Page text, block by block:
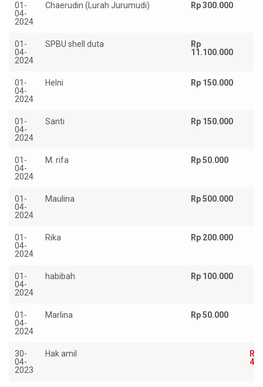
01-
04-
2024
Chaerudin (Lurah Jurumudi) Rp 300.000
01-
04-
2024
SPBU shell duta
Rp
11.100.000
01-
04-
2024
Helni Rp 150.000
01-
04-
2024
Santi Rp 150.000
01-
04-
2024
M. rifa Rp 50.000
01-
04-
2024
Maulina Rp 500.000
01-
04-
2024
Rika Rp 200.000
01-
04-
2024
habibah Rp 100.000
01-
04-
2024
Marlina Rp 50.000
30-
04-
2023
Hak amil
Rp